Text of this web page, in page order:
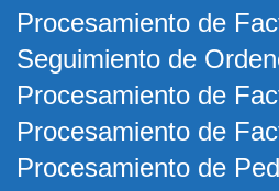
Procesamiento de
Seguimiento de
Procesamiento de
Procesamiento de
Procesamiento de